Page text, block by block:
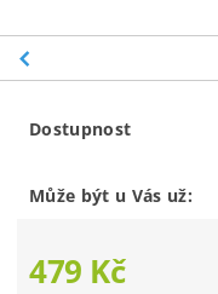
Dostupnost
Může být u Vás už:
479 Kč